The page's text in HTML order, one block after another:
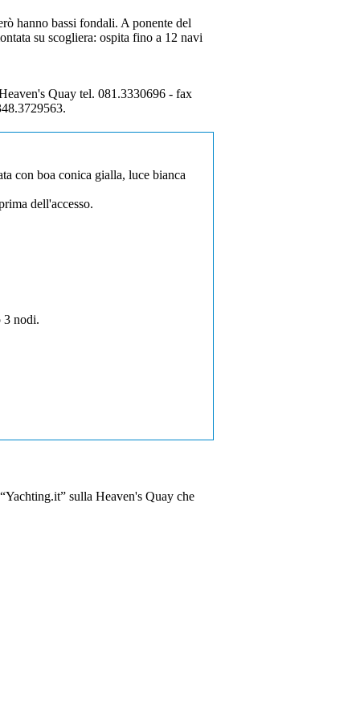
hanno bassi fondali. A ponente del
su scogliera: ospita fino a 12 navi
Quay tel. 081.3330696 - fax
con boa conica gialla, luce bianca
dell'accesso.
3 nodi.
sulla Heaven's Quay che